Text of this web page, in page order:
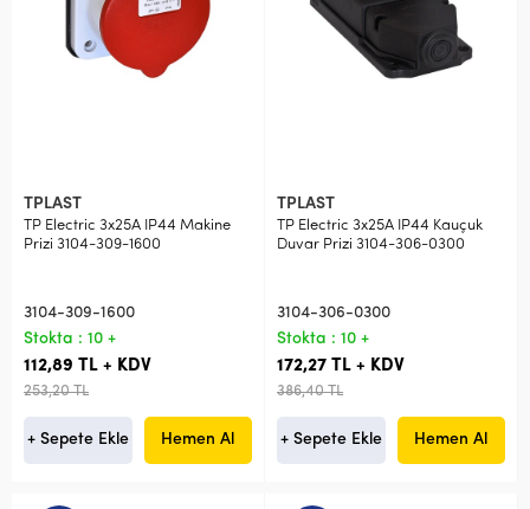
TPLAST
TP Electric 3x25A IP44 Makine
Prizi 3104-309-1600
3104-309-1600
Stokta : 10 +
112,89 TL + KDV
253,20 TL
+ Sepete Ekle Hemen Al
TPLAST
TP Electric 3x25A IP44 Kauçuk
Duvar Prizi 3104-306-0300
3104-306-0300
Stokta : 10 +
172,27 TL + KDV
386,40 TL
+ Sepete Ekle Hemen Al